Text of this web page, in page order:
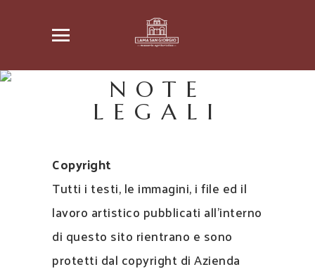
NOTE
LEGALI
Copyright
Tutti i testi, le immagini, i file ed il
lavoro artistico pubblicati all’interno
di questo sito rientrano e sono
protetti dal copyright di Azienda